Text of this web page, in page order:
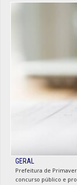
GERAL
Prefeitura de
concurso público e